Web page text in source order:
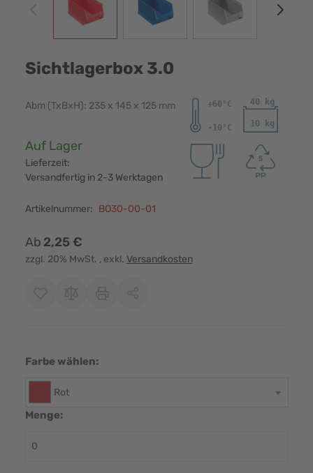
Sichtlagerbox 3.0
Abm (TxBxH): 235 x 145 x 125 mm
Verfügbarkeit:
Auf Lager
Lieferzeit:
Versandfertig in 2-3 Werktagen
Artikelnummer: BO30-00-01
Ab 2,25 €
zzgl. 20% MwSt. , exkl. Versandkosten
Farbe wählen:
Rot
Menge: